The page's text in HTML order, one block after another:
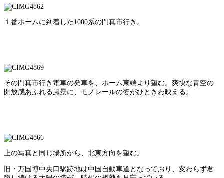
１番ホームに到着した1000系の門真市行き。
その門真市行き電車の発車を、ホーム東端より望む。爽快な青空の
開放感あふれる風景に、モノレールの姿がひときわ映える。
上の写真と同じ場所から、北東方向を望む。
旧・万国博中央口駅跡地は中国自動車道となっており、変わらず君